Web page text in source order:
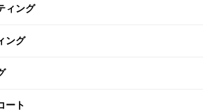
ィング
ング
ート